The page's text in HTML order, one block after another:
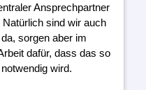
Ansprechpartner
sind wir auch
sorgen aber im
dafür, dass das so
wird.